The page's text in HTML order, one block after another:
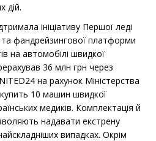
дій.
ініціативу Першої леді
та фандрейзингової платформи
на автомобілі швидкої
36 млн грн через
на рахунок Міністерства
10 машин швидкої
медиків. Комплектація й
надавати екстрену
випадках. Окрім